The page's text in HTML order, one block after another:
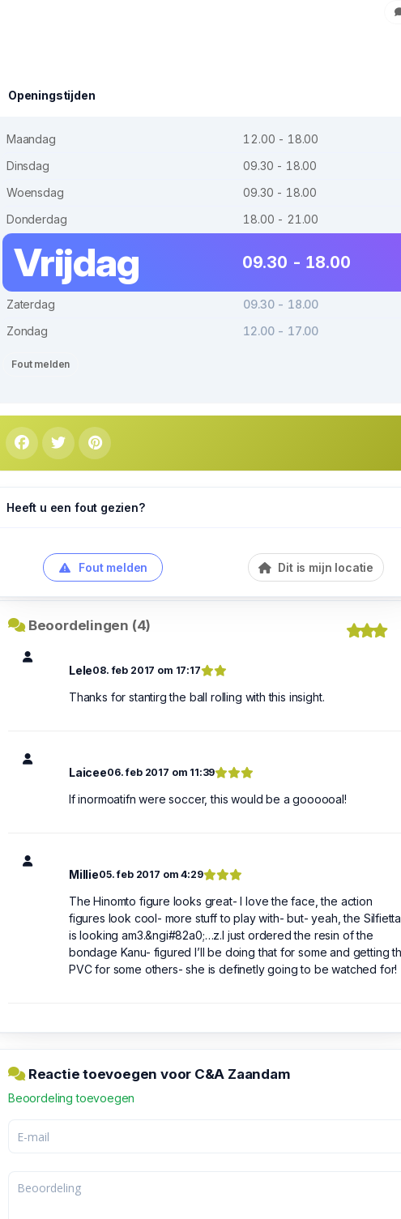
Openingstijden
Maandag
12.00 - 18.00
Dinsdag
09.30 - 18.00
Woensdag
09.30 - 18.00
Donderdag
18.00 - 21.00
Vrijdag 09.30 - 18.00
Zaterdag
09.30 - 18.00
Zondag
12.00 - 17.00
Fout melden
Heeft u een fout gezien?
Fout melden Dit is mijn locatie
Beoordelingen (4)
Lele08. feb 2017 om 17:17
Thanks for stantirg the ball rolling with this insight.
Laicee06. feb 2017 om 11:39
If inormoatifn were soccer, this would be a goooooal!
Millie05. feb 2017 om 4:29
The Hinomto figure looks great- I love the face, the action
figures look cool- more stuff to play with- but- yeah, the Silfietta
is looking am3.&ngi#82a0;…z.I just ordered the resin of the
bondage Kanu- figured I’ll be doing that for some and getting
PVC for some others- she is definetly going to be watched for!
Reactie toevoegen voor C&A Zaandam
Beoordeling toevoegen